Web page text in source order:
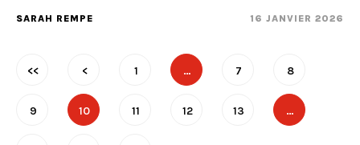
SARAH REMPE 16 JANVIER 2026
<< < 1 … 7 8
9 10 11 12 13 …